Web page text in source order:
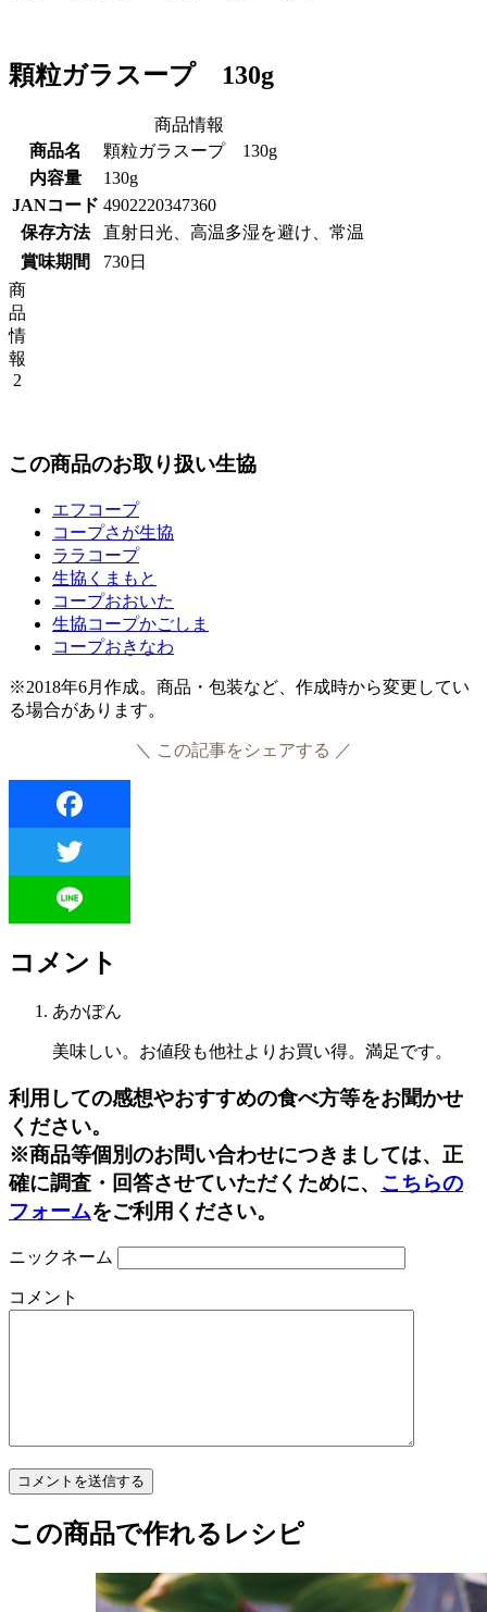
顆粒ガラスープ 130g
商品情報
商品名
顆粒ガラスープ 130g
内容量
130g
JANコード 4902220347360
保存方法
直射日光、高温多湿を避け、常温
賞味期間
730日
商
品
情
報
2
この商品のお取り扱い生協
エフコープ
コープさが生協
ララコープ
生協くまもと
コープおおいた
生協コープかごしま
コープおきなわ
※2018年6月作成。商品・包装など、作成時から変更してい
る場合があります。
＼ この記事をシェアする ／
コメント
あかぽん
美味しい。お値段も他社よりお買い得。満足です。
利用しての感想やおすすめの食べ方等をお聞かせ
ください。
※商品等個別のお問い合わせにつきましては、正
確に調査・回答させていただくために、 こちらの
フォームをご利用ください。
ニックネーム
コメント
この商品で作れるレシピ